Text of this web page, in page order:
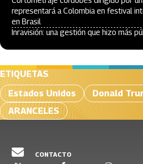
representará a Colombia en festival
en Brasil
Inravisión: una gestión que hizo más
ETIQUETAS
Estados Unidos
Donald
ARANCELES
CONTACTO